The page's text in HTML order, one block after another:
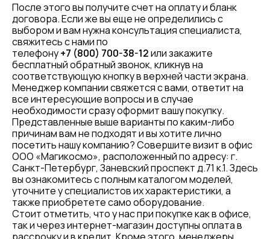
После этого вы получите счет на оплату и бланк
договора. Если же вы еще не определились с
выбором и вам нужна консультация специалиста,
свяжитесь с нами по
телефону+7 (800) 700-38-12или закажите
бесплатный обратный звонок, кликнув на
соответствующую кнопку в верхней части экрана.
Менеджер компании свяжется с вами, ответит на
все интересующие вопросы и в случае
необходимости сразу оформит вашу покупку.
Представленные выше варианты по каким-либо
причинам вам не подходят и вы хотите лично
посетить нашу компанию? Совершите визит в офис
ООО «Магикосмо», расположенный по адресу: г.
Санкт-Петербург, Заневский проспект д.71 к.1. Здесь
вы ознакомитесь с полным каталогом моделей,
уточните у специалистов их характеристики, а
также приобретете само оборудование.
Стоит отметить, что у нас при покупке как в офисе,
так и через интернет-магазин доступны оплата в